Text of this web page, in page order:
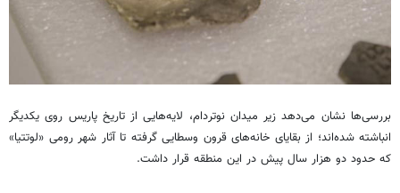
بررسی‌ها نشان می‌دهد زیر میدان نوتردام، لایه‌هایی از تاریخ پاریس روی یکدیگر
انباشته شده‌اند؛ از بقایای خانه‌های قرون وسطایی گرفته تا آثار شهر رومی «لوتتیا»
که حدود دو هزار سال پیش در این منطقه قرار داشت.